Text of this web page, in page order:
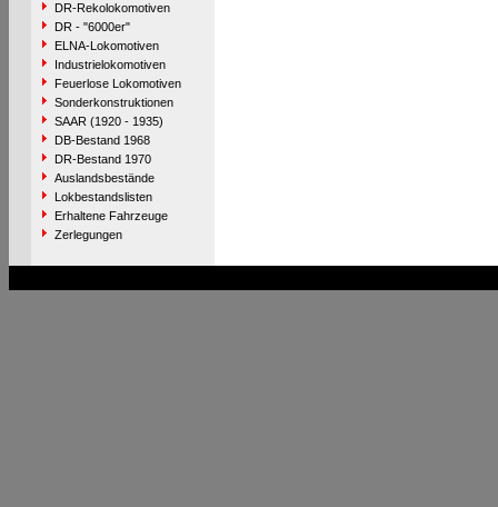
DR-Rekolokomotiven
DR - "6000er"
ELNA-Lokomotiven
Industrielokomotiven
Feuerlose Lokomotiven
Sonderkonstruktionen
SAAR (1920 - 1935)
DB-Bestand 1968
DR-Bestand 1970
Auslandsbestände
Lokbestandslisten
Erhaltene Fahrzeuge
Zerlegungen